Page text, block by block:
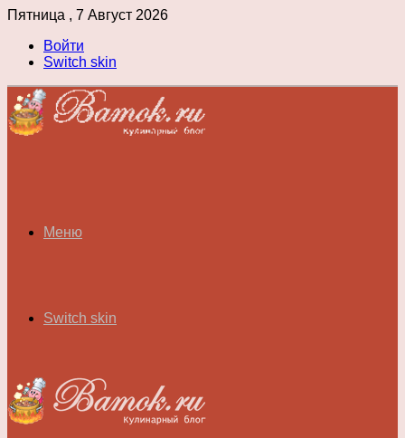
Пятница , 7 Август 2026
Войти
Switch skin
Меню
Switch skin